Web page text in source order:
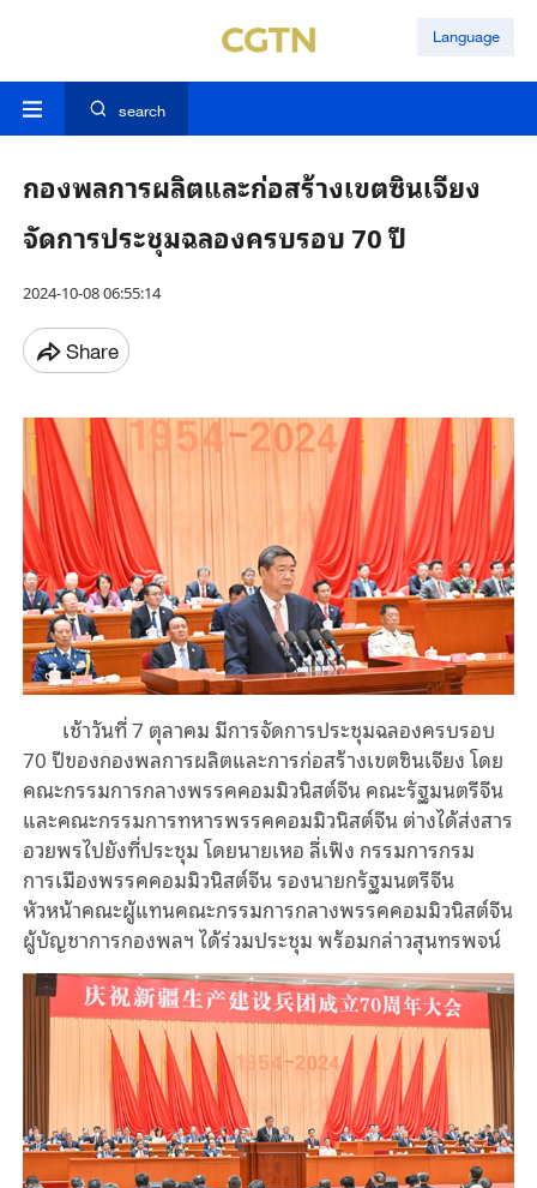
Language
search
กองพลการผลิตและก่อสร้างเขตซินเจียง
จัดการประชุมฉลองครบรอบ 70 ปี
2024-10-08 06:55:14
Share
เช้าวันที่ 7 ตุลาคม มีการจัดการประชุมฉลองครบรอบ
70 ปีของกองพลการผลิตและการก่อสร้างเขตซินเจียง โดย
คณะกรรมการกลางพรรคคอมมิวนิสต์จีน คณะรัฐมนตรีจีน
และคณะกรรมการทหารพรรคคอมมิวนิสต์จีน ต่างได้ส่งสาร
อวยพรไปยังที่ประชุม โดยนายเหอ ลี่เฟิง กรรมการกรม
การเมืองพรรคคอมมิวนิสต์จีน รองนายกรัฐมนตรีจีน
หัวหน้าคณะผู้แทนคณะกรรมการกลางพรรคคอมมิวนิสต์จีน
ผู้บัญชาการกองพลฯ ได้ร่วมประชุม พร้อมกล่าวสุนทรพจน์